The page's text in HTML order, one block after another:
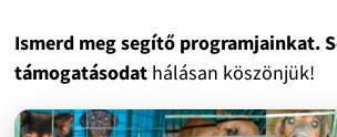
Ismerd meg segítő programjainkat.
támogatásodat hálásan köszönjük!